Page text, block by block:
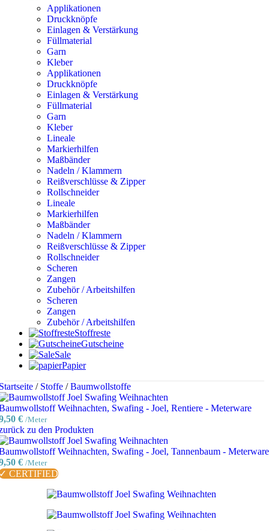
Applikationen
Druckknöpfe
Einlagen & Verstärkung
Füllmaterial
Garn
Kleber
Applikationen
Druckknöpfe
Einlagen & Verstärkung
Füllmaterial
Garn
Kleber
Lineale
Markierhilfen
Maßbänder
Nadeln / Klammern
Reißverschlüsse & Zipper
Rollschneider
Lineale
Markierhilfen
Maßbänder
Nadeln / Klammern
Reißverschlüsse & Zipper
Rollschneider
Scheren
Zangen
Zubehör / Arbeitshilfen
Scheren
Zangen
Zubehör / Arbeitshilfen
Stoffreste
Gutscheine
Sale
Papier
/ Stoffe / Baumwollstoffe
Weihnachten, Swafing - Joel, Rentiere - Meterware
€ /Meter
zu den Produkten
Weihnachten, Swafing - Joel, Tannenbaum - Meterware
€ /Meter
CERTIFIED